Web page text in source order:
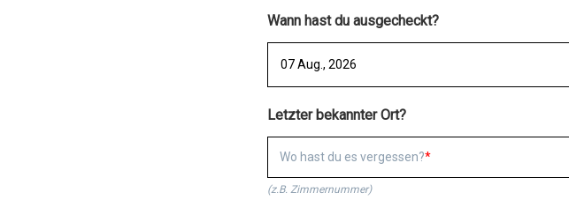
Wann hast du ausgecheckt?
Letzter bekannter Ort?
Wo hast du es vergessen?
(z.B. Zimmernummer)